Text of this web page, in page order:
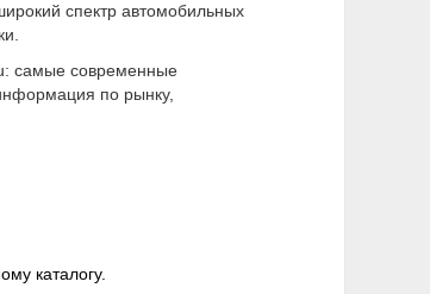
спектр автомобильных
самые современные
по рынку,
каталогу.